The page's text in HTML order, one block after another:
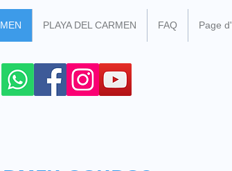
PLAYA DEL CARMEN FAQ Page